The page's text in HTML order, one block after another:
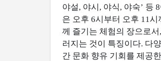
야설, 야시, 야식, 야숙’ 등
은 오후 6시부터 오후 11
께 즐기는 체험의 장으로
러지는 것이 특징이다. 다
간 문화 향유 기회를 제공